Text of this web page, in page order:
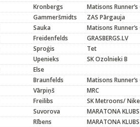
Kronbergs
Matisons Runner’s
Gammeršmidts
ZAS Pārgauja
Sauka
Matisons Runner’s
Freidenfelds
GRASBERGS.LV
Sproģis
Tet
Upenieks
SK Ozolnieki B
Else
Braunfelds
Matisons Runner’s
Vārpiņš
MRC
Freilibs
SK Metroons/ Nike
Suvorova
MARATONA KLUBS
Rībens
MARATONA KLUBS